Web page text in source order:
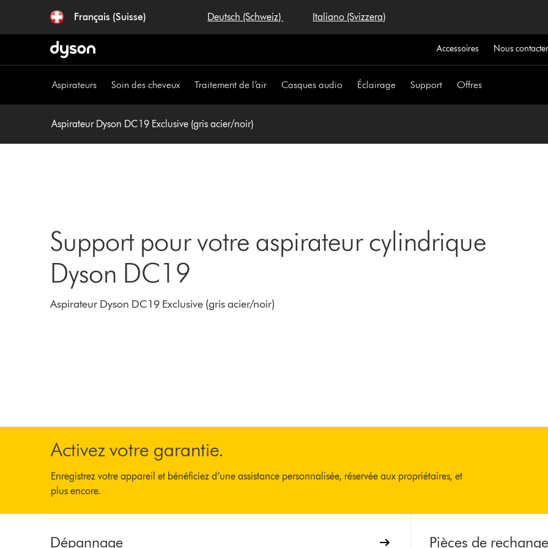
pages
Français (Suisse) Deutsch (Schweiz) Italiano (Svizzera)
Accessoires Nous contacter
Aspirateurs Soin des cheveux Traitement de l’air Casques audio Éclairage Support Offres
Aspirateur Dyson DC19 Exclusive (gris acier/noir)
Support pour votre aspirateur cylindrique
Dyson DC19
Aspirateur Dyson DC19 Exclusive (gris acier/noir)
Activez votre garantie.
Enregistrez votre appareil et bénéficiez d’une assistance personnalisée, réservée aux propriétaires, et
plus encore.
Dépannage Pièces de rechange